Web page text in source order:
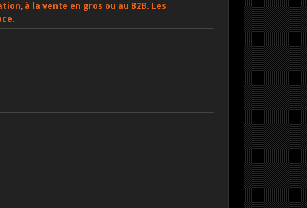
à la vente en gros ou au B2B. Les